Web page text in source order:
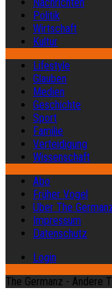
Politik
Wirtschaft
Kultur
Lifestyle
Glauben
Medien
Geschichte
Sport
Familie
Verteidigung
Wissenschaft
Abo
Früher Vogel
Über The
Impressum
Datenschutz
Login
The Germanz - Andere